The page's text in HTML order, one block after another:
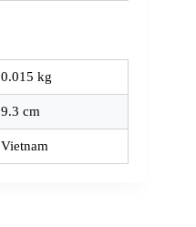
0.015 kg
9.3 cm
Vietnam